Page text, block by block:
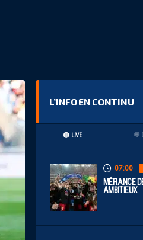
L’INFO EN CONTINU
🔴 LIVE 💬
07:00
MÉFIANCE
AMBITIEUX